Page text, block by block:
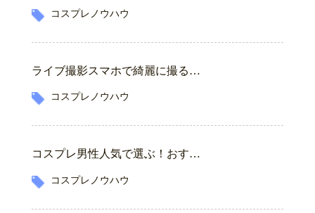
コスプレノウハウ
ライブ撮影スマホで綺麗に撮る…
コスプレノウハウ
コスプレ男性人気で選ぶ！おす…
コスプレノウハウ